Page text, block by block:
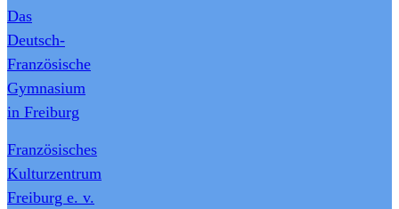
Das
Deutsch-
Französische
Gymnasium
in Freiburg
Französisches
Kulturzentrum
Freiburg e. v.